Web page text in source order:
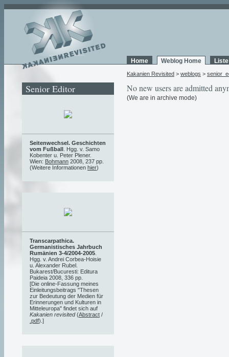
Home Weblog Home
Kakanien Revisited > weblogs >
No new users are admitted
(We are in archive mode)
Senior Editor
Seitenwechsel. Geschichten
vom Fußball . Hgg. v. Samo
Kobenter u. Peter Plener.
Wien: Bohmann 2008, 237 pp.
(Weitere Informationen hier)
Transcarpathica.
Germanistisches Jahrbuch
Rumänien 3-4/2004-2005
Hgg. v. Andrei Corbea-Hoisie
u. Alexander Rubel.
Bukarest/Bucuresti: Editura
Paideia 2008, 336 pp.
[Die online-Fassung meines
Einleitungsbeitrags "Thesen
zur Bedeutung der Medien für
Erinnerungen und Kulturen in
Mitteleuropa" findet sich auf
Kakanien revisited(Abstract /
.pdf).]